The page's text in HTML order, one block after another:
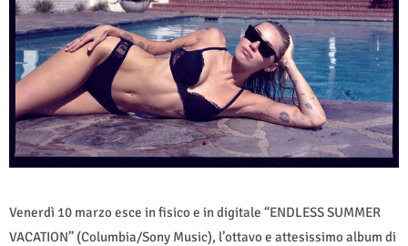
Venerdì 10 marzo esce in fisico e in digitale “ENDLESS SUMMER
VACATION” (Columbia/Sony Music), l’ottavo e attesissimo album di